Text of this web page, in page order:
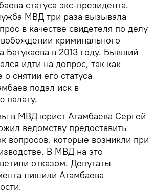
статуса экс-президента.
МВД три раза вызывала
в качестве свидетеля по делу
криминального
Батукаева в 2013 году. Бывший
идти на допрос, так как
снятии его статуса
подал иск в
палату.
в МВД юрист Атамбаева Сергей
ведомству предоставить
вопросов, которые возникли при
В МВД на это
отказом. Депутаты
лишили Атамбаева